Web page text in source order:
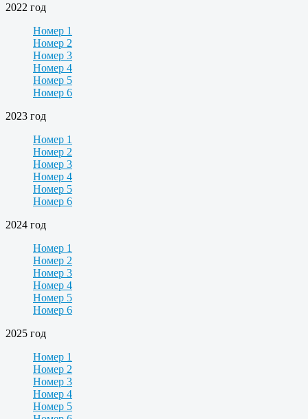
2022 год
Номер 1
Номер 2
Номер 3
Номер 4
Номер 5
Номер 6
2023 год
Номер 1
Номер 2
Номер 3
Номер 4
Номер 5
Номер 6
2024 год
Номер 1
Номер 2
Номер 3
Номер 4
Номер 5
Номер 6
2025 год
Номер 1
Номер 2
Номер 3
Номер 4
Номер 5